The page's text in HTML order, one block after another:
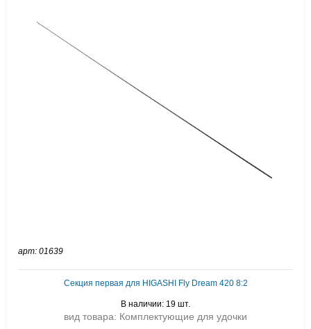
арт: 01639
Секция первая для HIGASHI Fly Dream 420 8:2
В наличии: 19 шт.
вид товара: Комплектующие для удочки